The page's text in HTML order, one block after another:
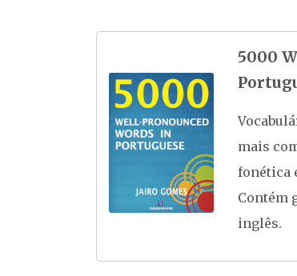
5000
mais
fonética
Contém
inglês.